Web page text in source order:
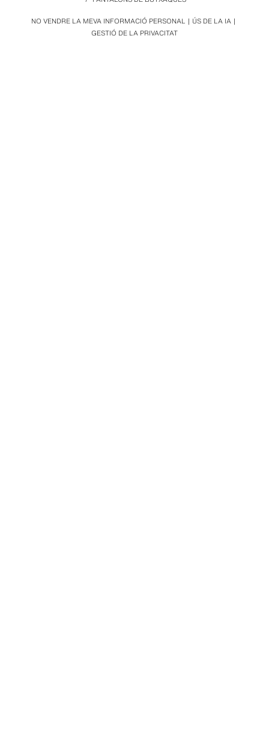
NO VENDRE LA MEVA INFORMACIÓ PERSONAL
ÚS DE LA IA
GESTIÓ DE LA PRIVACITAT